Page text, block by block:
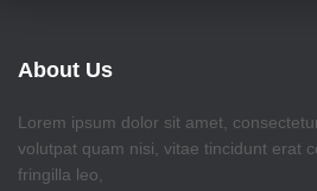
About Us
Lorem ipsum dolor sit amet,
volutpat quam nisi, vitae tincidunt erat
fringilla leo,